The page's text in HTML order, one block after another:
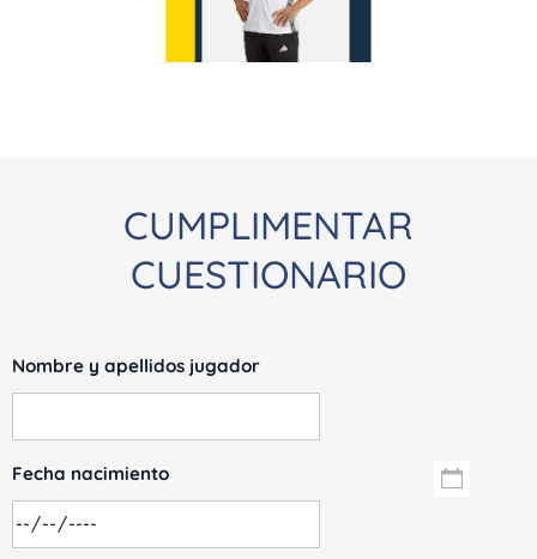
CUMPLIMENTAR
CUESTIONARIO
Nombre y apellidos jugador
Fecha nacimiento